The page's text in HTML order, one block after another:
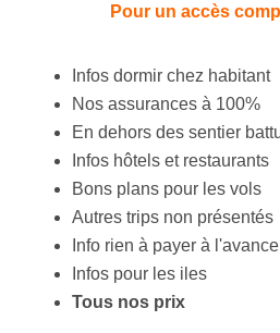
Pour un accès
Infos dormir chez habitant
Nos assurances à 100%
En dehors des sentier
Infos hôtels et restaurants
Bons plans pour les vols
Autres trips non présentés
Info rien à payer à l'avance
Infos pour les iles
Tous nos prix